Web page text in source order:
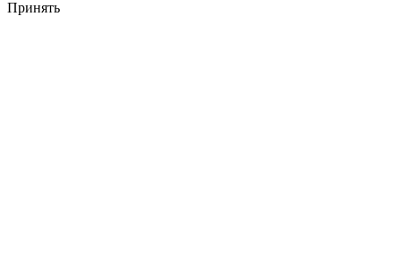
Принять